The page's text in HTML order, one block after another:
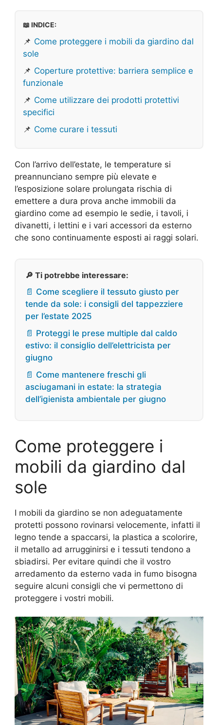
📖 INDICE:
📌 Come proteggere i mobili da giardino dal
sole
📌 Coperture protettive: barriera semplice e
funzionale
📌 Come utilizzare dei prodotti protettivi
specifici
📌 Come curare i tessuti
Con l’arrivo dell’estate, le temperature si
preannunciano sempre più elevate e
l’esposizione solare prolungata rischia di
emettere a dura prova anche immobili da
giardino come ad esempio le sedie, i tavoli, i
divanetti, i lettini e i vari accessori da esterno
che sono continuamente esposti ai raggi solari.
🔎 Ti potrebbe interessare:
📄 Come scegliere il tessuto giusto per
tende da sole: i consigli del tappezziere
per l’estate 2025
📄 Proteggi le prese multiple dal caldo
estivo: il consiglio dell’elettricista per
giugno
📄 Come mantenere freschi gli
asciugamani in estate: la strategia
dell’igienista ambientale per giugno
Come proteggere i
mobili da giardino dal
sole
I mobili da giardino se non adeguatamente
protetti possono rovinarsi velocemente, infatti il
legno tende a spaccarsi, la plastica a scolorire,
il metallo ad arrugginirsi e i tessuti tendono a
sbiadirsi. Per evitare quindi che il vostro
arredamento da esterno vada in fumo bisogna
seguire alcuni consigli che vi permettono di
proteggere i vostri mobili.